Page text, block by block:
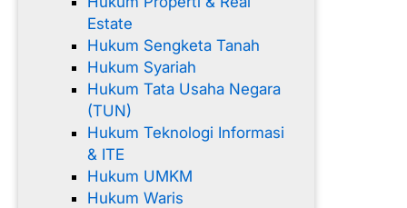
Estate
Hukum Sengketa Tanah
Hukum Syariah
Hukum Tata Usaha Negara
(TUN)
Hukum Teknologi Informasi
& ITE
Hukum UMKM
Hukum Waris